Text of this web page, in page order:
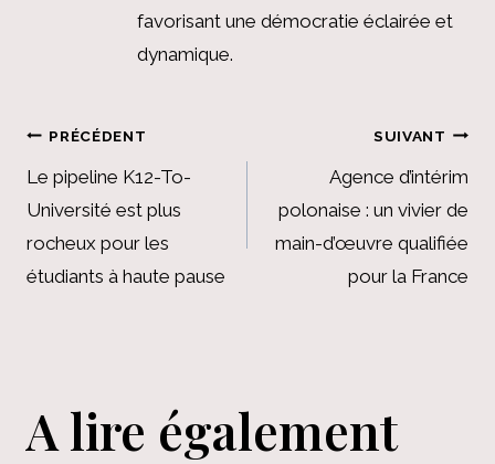
favorisant une démocratie éclairée et
dynamique.
Navigation
de
l’article
PRÉCÉDENT
Le pipeline K12-To-
Université est plus
rocheux pour les
étudiants à haute pause
SUIVANT
Agence d’intérim
polonaise : un vivier de
main-d’œuvre qualifiée
pour la France
A lire également